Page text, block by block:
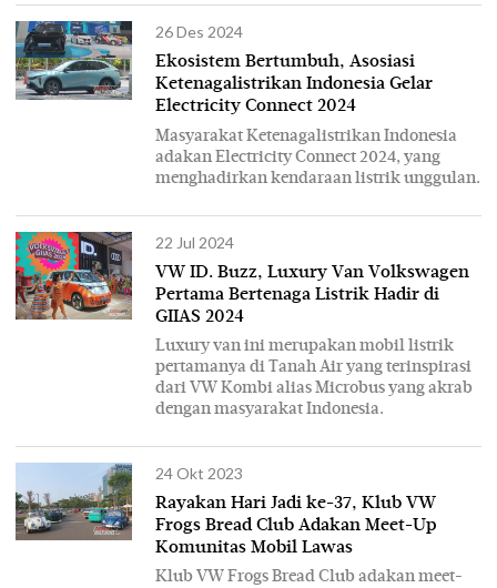
26 Des 2024
Ekosistem Bertumbuh, Asosiasi
Ketenagalistrikan Indonesia Gelar
Electricity Connect 2024
Masyarakat Ketenagalistrikan Indonesia
adakan Electricity Connect 2024, yang
menghadirkan kendaraan listrik unggulan.
22 Jul 2024
VW ID. Buzz, Luxury Van Volkswagen
Pertama Bertenaga Listrik Hadir di
GIIAS 2024
Luxury van ini merupakan mobil listrik
pertamanya di Tanah Air yang terinspirasi
dari VW Kombi alias Microbus yang akrab
dengan masyarakat Indonesia.
24 Okt 2023
Rayakan Hari Jadi ke-37, Klub VW
Frogs Bread Club Adakan Meet-Up
Komunitas Mobil Lawas
Klub VW Frogs Bread Club adakan meet-